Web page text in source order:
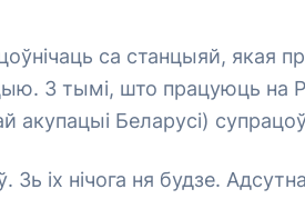
са станцыяй, якая
З тымі, што працуюць на
акупацыі Беларусі)
Зь іх нічога ня будзе.